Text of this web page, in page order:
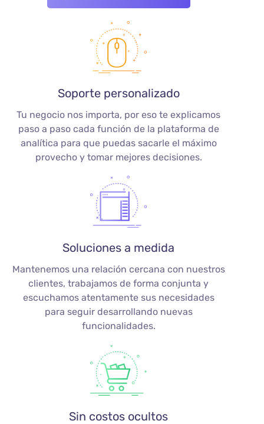
Soporte personalizado
Tu negocio nos importa, por eso te explicamos
paso a paso cada función de la plataforma de
analítica para que puedas sacarle el máximo
provecho y tomar mejores decisiones.
Soluciones a medida
Mantenemos una relación cercana con nuestros
clientes, trabajamos de forma conjunta y
escuchamos atentamente sus necesidades
para seguir desarrollando nuevas
funcionalidades.
Sin costos ocultos